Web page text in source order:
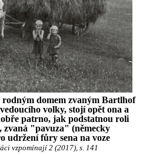
rodným domem zvaným Bartlhof
volky, stojí opět ona a
patrno, jak podstatnou roli
zvaná "pavuza" (německy
udržení fůry sena na voze
vzpomínají 2 (2017), s. 141